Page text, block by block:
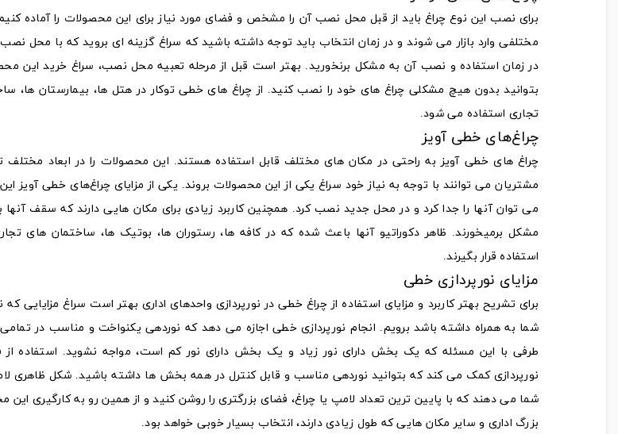
برای نصب این نوع چراغ باید از قبل محل نصب آن را مشخص و فضای مورد نیاز برای این محصولات را آماده کنیم.
مختلفی وارد بازار می‌ شوند و در زمان انتخاب باید توجه داشته باشید که سراغ گزینه‌ ای بروید که با محل
در زمان استفاده و نصب آن به مشکل برنخورید. بهتر است قبل از مرحله تعبیه محل نصب، سراغ خرید این
بتوانید بدون هیچ مشکلی چراغ‌ های خود را نصب کنید. از چراغ‌ های خطی توکار در هتل‌ ها، بیمارستان‌ ها،
تجاری استفاده می‌ شود.
چراغ‌های خطی آویز
چراغ‌ های خطی آویز به راحتی در مکان‌ های مختلف قابل استفاده هستند. این محصولات را در ابعاد مختلف
مشتریان می‌ توانند با توجه به نیاز خود سراغ یکی از این محصولات بروند. یکی از مزایای چراغ‌های خطی آویز
می‌ توان آنها را جدا کرد و در محل جدید نصب کرد. همچنین کاربرد زیادی برای مکان هایی دارند که سقف آنها
مشکل برمیخورند. ظاهر دکوراتیو آنها باعث شده که در کافه‌ ها، رستوران‌ ها، بوتیک‌ ها، ساختمان‌ های
استفاده قرار بگیرند.
مزایای نورپردازی خطی
برای تشریح بهتر کاربرد و مزایای استفاده از چراغ خطی در نورپردازی واحدهای اداری بهتر است سراغ مزایایی
شما به همراه داشته باشد برویم. انجام نورپردازی خطی اجازه می دهد که نوردهی یکنواخت و مناسب در
طرفی با این مسئله که یک بخش دارای نور زیاد و یک بخش دارای نور کم است، مواجه نشوید. استفاده از
نورپردازی کمک می کند که بتوانید نوردهی مناسب و قابل کنترل در همه بخش‌ ها داشته باشید. شکل ظاهری
شما می دهند که با پایین ترین تعداد لامپ یا چراغ، فضای بزرگتری را روشن کنید و از همین رو به کارگیری این
بزرگ اداری و سایر مکان‌ هایی که طول زیادی دارند، انتخاب بسیار خوبی خواهد بود.